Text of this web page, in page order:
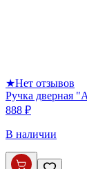
★Нет отзывов
Ручка дверная
888 ₽
В наличии